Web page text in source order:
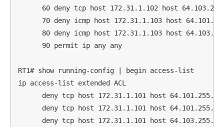
60 deny tcp host 172.31.1.102 host
70 deny icmp host 172.31.1.103 host
80 deny icmp host 172.31.1.103 host
      90 permit ip any any
RT1# show running-config | begin access-list
ip access-list extended ACL
deny tcp host 172.31.1.101 host
deny tcp host 172.31.1.101 host
deny tcp host 172.31.1.101 host